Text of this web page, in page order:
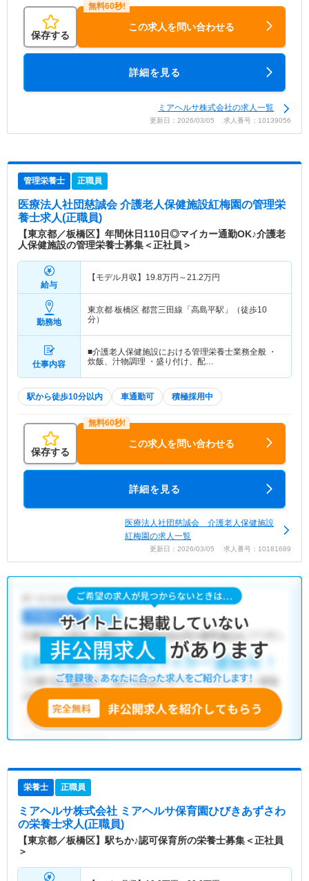
保存する
この求人を問い合わせる
詳細を見る
ミアヘルサ株式会社の求人一覧
更新日：2026/03/05 求人番号：10139056
管理栄養士 正職員
医療法人社団慈誠会 介護老人保健施設紅梅園の管理栄
養士求人(正職員)
【東京都／板橋区】年間休日110日◎マイカー通勤OK♪介護老
人保健施設の管理栄養士募集＜正社員＞
給与
【モデル月収】 19.8万円～21.2万円
勤務地
東京都 板橋区 都営三田線「高島平駅」（徒歩10
分）
仕事内容
■介護老人保健施設における管理栄養士業務全般 ・
炊飯、汁物調理 ・盛り付け、配…
駅から徒歩10分以内 車通勤可 積極採用中
保存する
この求人を問い合わせる
詳細を見る
医療法人社団慈誠会 介護老人保健施設
紅梅園の求人一覧
更新日：2026/03/05 求人番号：10181689
栄養士 正職員
ミアヘルサ株式会社 ミアヘルサ保育園ひびきあずさわ
の栄養士求人(正職員)
【東京都／板橋区】駅ちか♪認可保育所の栄養士募集＜正社員
＞